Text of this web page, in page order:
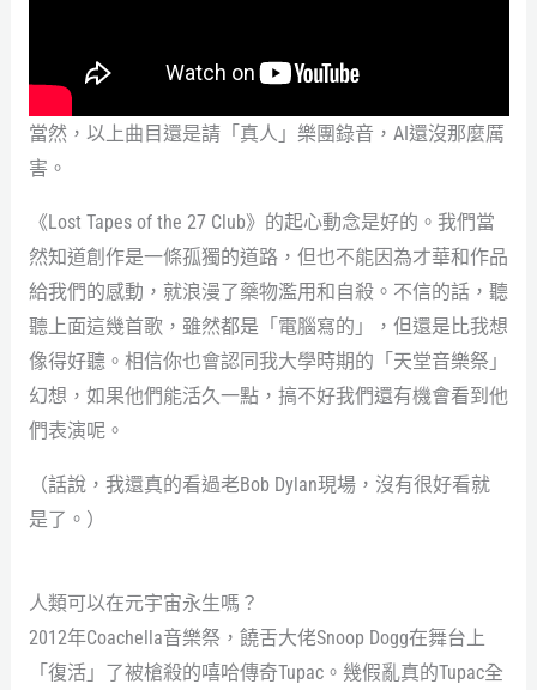
當然，以上曲目還是請「真人」樂團錄音，AI還沒那麼厲
害。
《Lost Tapes of the 27 Club》的起心動念是好的。我們當
然知道創作是一條孤獨的道路，但也不能因為才華和作品
給我們的感動，就浪漫了藥物濫用和自殺。不信的話，聽
聽上面這幾首歌，雖然都是「電腦寫的」，但還是比我想
像得好聽。相信你也會認同我大學時期的「天堂音樂祭」
幻想，如果他們能活久一點，搞不好我們還有機會看到他
們表演呢。
（話說，我還真的看過老Bob Dylan現場，沒有很好看就
是了。）
人類可以在元宇宙永生嗎？
2012年Coachella音樂祭，饒舌大佬Snoop Dogg在舞台上
「復活」了被槍殺的嘻哈傳奇Tupac。幾假亂真的Tupac全